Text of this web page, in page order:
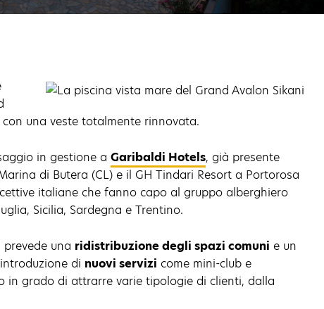
una veste totalmente rinnovata.
in gestione a Garibaldi Hotels, già presente
di Butera (CL) e il GH Tindari Resort a Portorosa
italiane che fanno capo al gruppo alberghiero
Sicilia, Sardegna e Trentino.
una ridistribuzione degli spazi comuni e un
di nuovi servizi come mini-club e
grado di attrarre varie tipologie di clienti, dalla